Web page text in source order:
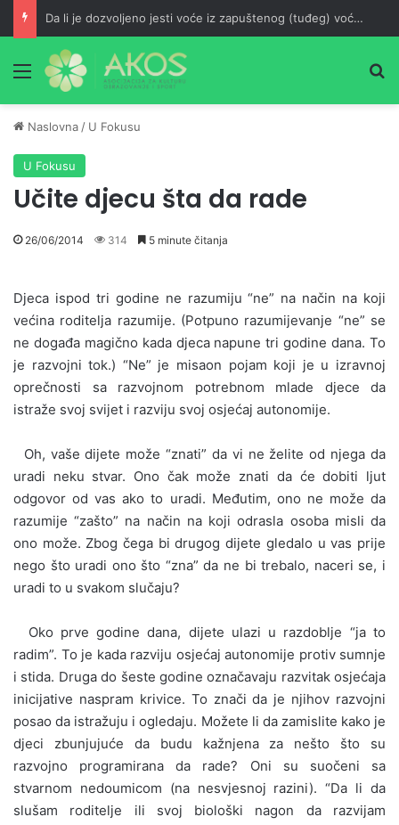
Da li je dozvoljeno jesti voće iz zapuštenog (tuđeg) voćnjaka?
Meni
Naslovna / U Fokusu
U Fokusu
Učite djecu šta da rade
26/06/2014 314 5 minute čitanja
Djeca ispod tri godine ne razumiju “ne” na način na koji
većina roditelja razumije. (Potpuno razumijevanje “ne” se
ne događa magično kada djeca napune tri godine dana. To
je razvojni tok.) “Ne” je misaon pojam koji je u izravnoj
oprečnosti sa razvojnom potrebnom mlade djece da
istraže svoj svijet i razviju svoj osjećaj autonomije.
Oh, vaše dijete može “znati” da vi ne želite od njega da
uradi neku stvar. Ono čak može znati da će dobiti ljut
odgovor od vas ako to uradi. Međutim, ono ne može da
razumije “zašto” na način na koji odrasla osoba misli da
ono može. Zbog čega bi drugog dijete gledalo u vas prije
nego što uradi ono što “zna” da ne bi trebalo, naceri se, i
uradi to u svakom slučaju?
Oko prve godine dana, dijete ulazi u razdoblje “ja to
radim”. To je kada razviju osjećaj autonomije protiv sumnje
i stida. Druga do šeste godine označavaju razvitak osjećaja
inicijative naspram krivice. To znači da je njihov razvojni
posao da istražuju i ogledaju. Možete li da zamislite kako je
djeci zbunjujuće da budu kažnjena za nešto što su
razvojno programirana da rade? Oni su suočeni sa
stvarnom nedoumicom (na nesvjesnoj razini). “Da li da
slušam roditelje ili svoj biološki nagon da razvijam